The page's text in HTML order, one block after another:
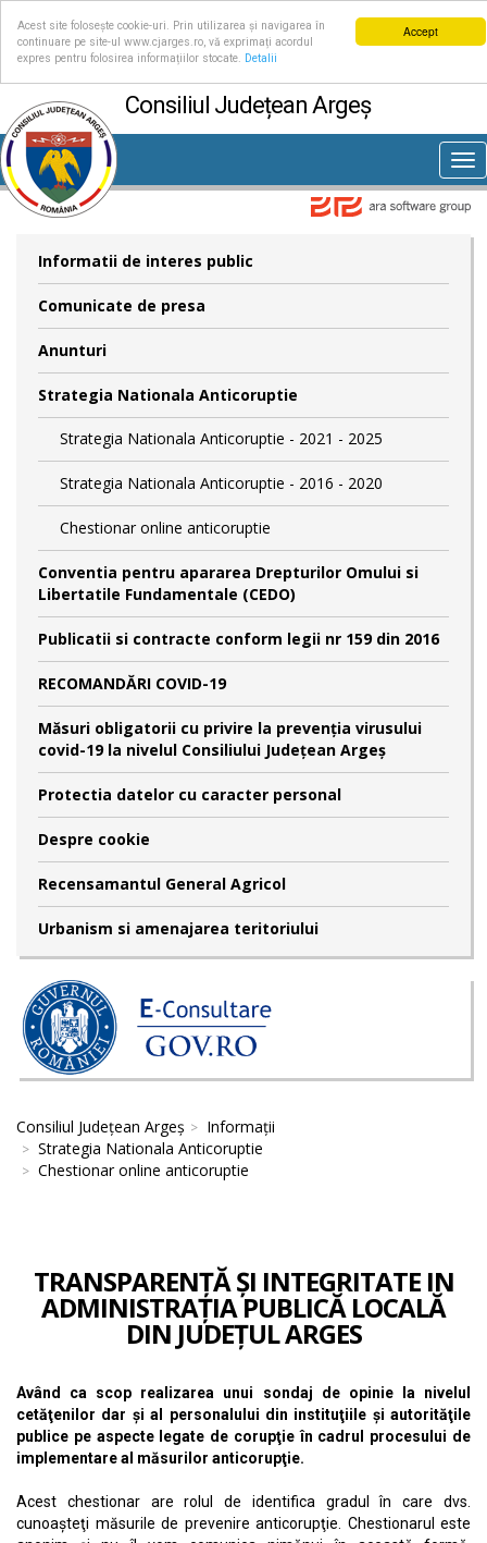
Accept
Acest site folosește cookie-uri. Prin utilizarea și navigarea în
continuare pe site-ul www.cjarges.ro, vă exprimați acordul
expres pentru folosirea informațiilor stocate.
Detalii
Consiliul Județean Argeș
Informatii de interes public
Comunicate de presa
Anunturi
Strategia Nationala Anticoruptie
Strategia Nationala Anticoruptie - 2021 - 2025
Strategia Nationala Anticoruptie - 2016 - 2020
Chestionar online anticoruptie
Conventia pentru apararea Drepturilor Omului si
Libertatile Fundamentale (CEDO)
Publicatii si contracte conform legii nr 159 din 2016
RECOMANDĂRI COVID-19
Măsuri obligatorii cu privire la prevenția virusului
covid-19 la nivelul Consiliului Județean Argeș
Protectia datelor cu caracter personal
Despre cookie
Recensamantul General Agricol
Urbanism si amenajarea teritoriului
Consiliul Județean Argeș
Informații
Strategia Nationala Anticoruptie
Chestionar online anticoruptie
TRANSPARENȚĂ ȘI INTEGRITATE IN
ADMINISTRAȚIA PUBLICĂ LOCALĂ
DIN JUDEȚUL ARGES
Având ca scop realizarea unui sondaj de opinie la nivelul
cetăţenilor dar şi al personalului din instituţiile şi autorităţile
publice pe aspecte legate de corupţie în cadrul procesului de
implementare al măsurilor anticorupţie.
Acest chestionar are rolul de identifica gradul în care dvs.
cunoaşteţi măsurile de prevenire anticorupţie. Chestionarul este